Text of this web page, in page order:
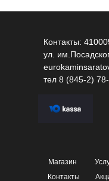
Контакты:
ул.
тел 8 (845-2)
Магазин
Контакты